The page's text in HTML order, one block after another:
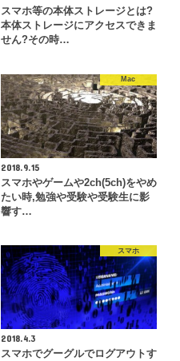
スマホ等の本体ストレージとは?
本体ストレージにアクセスできま
せん?その時…
Mac
2018.9.15
スマホやゲームや2ch(5ch)をやめ
たい時,勉強や受験や受験生に影
響す…
スマホ
2018.4.3
スマホでグーグルでログアウトす